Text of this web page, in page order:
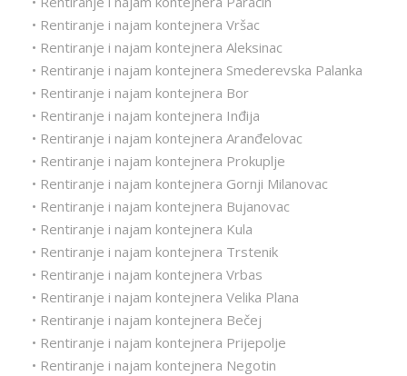
• Rentiranje i najam kontejnera Vršac
• Rentiranje i najam kontejnera Aleksinac
• Rentiranje i najam kontejnera Smederevska Palanka
• Rentiranje i najam kontejnera Bor
• Rentiranje i najam kontejnera Inđija
• Rentiranje i najam kontejnera Aranđelovac
• Rentiranje i najam kontejnera Prokuplje
• Rentiranje i najam kontejnera Gornji Milanovac
• Rentiranje i najam kontejnera Bujanovac
• Rentiranje i najam kontejnera Kula
• Rentiranje i najam kontejnera Trstenik
• Rentiranje i najam kontejnera Vrbas
• Rentiranje i najam kontejnera Velika Plana
• Rentiranje i najam kontejnera Bečej
• Rentiranje i najam kontejnera Prijepolje
• Rentiranje i najam kontejnera Negotin